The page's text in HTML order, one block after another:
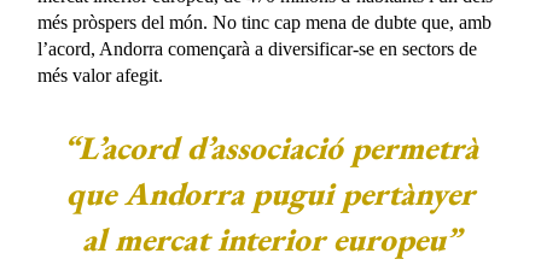
més pròspers del món. No tinc cap mena de dubte que, amb
l’acord, Andorra començarà a diversificar-se en sectors de
més valor afegit.
“L’acord d’associació permetrà
que Andorra pugui pertànyer
al mercat interior europeu”